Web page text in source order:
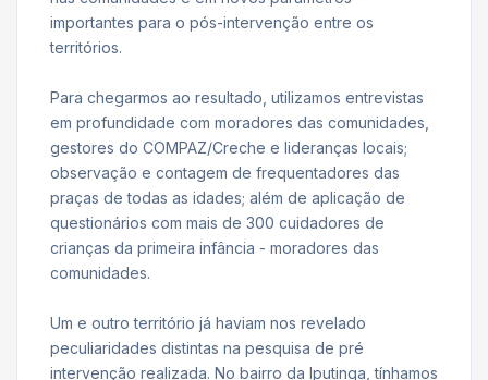
importantes para o pós-intervenção entre os
territórios.
Para chegarmos ao resultado, utilizamos entrevistas
em profundidade com moradores das comunidades,
gestores do COMPAZ/Creche e lideranças locais;
observação e contagem de frequentadores das
praças de todas as idades; além de aplicação de
questionários com mais de 300 cuidadores de
crianças da primeira infância - moradores das
comunidades.
Um e outro território já haviam nos revelado
peculiaridades distintas na pesquisa de pré
intervenção realizada. No bairro da Iputinga, tínhamos